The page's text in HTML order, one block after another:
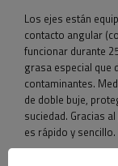
Los ejes están
contacto angular
funcionar durante
grasa especial que
contaminantes.
de doble buje,
suciedad. Gracias
es rápido y sencillo.